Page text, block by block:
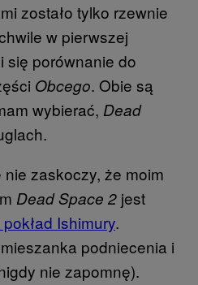
zostało tylko rzewnie
w pierwszej
się porównanie do
Obcego. Obie są
wybierać, Dead
zaskoczy, że moim
Dead Space 2 jest
Ishimury.
podniecenia i
nie zapomnę).